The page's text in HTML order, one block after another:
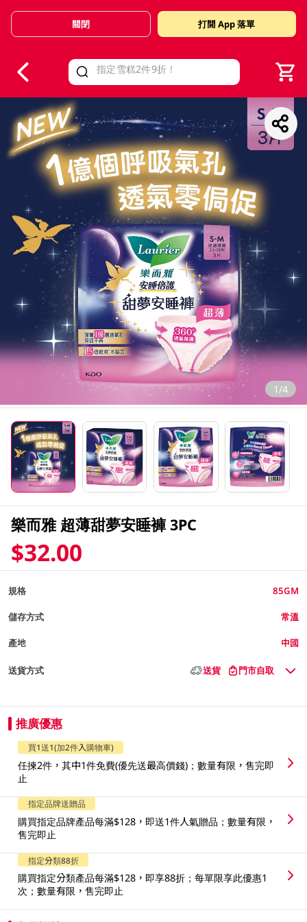
Valid Until 30 June 2026
關閉 打開 App 落單
1/4
樂而雅 超薄甜夢安睡褲 3PC
$32.00
規格 85GM
儲存方式 常溫
產地 中國
送貨方式 送貨 門市自取
推廣優惠
買1送1(加2件入購物車)
任揀2件，其中1件免費(優先送最高價錢)；數量有限，售完即
止
指定品牌送贈品
購買指定品牌產品每滿$128，即送1件人氣贈品；數量有限，
售完即止
指定分類88折
購買指定分類產品每滿$128，即享88折；每單限享此優惠1
次；數量有限，售完即止